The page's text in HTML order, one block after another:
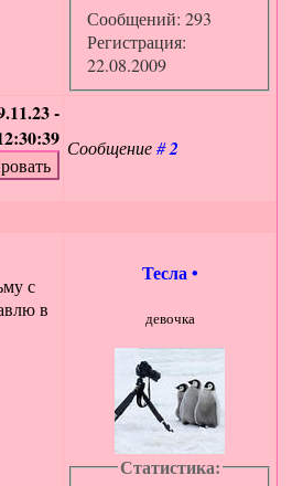
Сообщений: 293
Регистрация:
22.08.2009
-
Сообщение#2
с
в
Тесла•
девочка
Статистика: